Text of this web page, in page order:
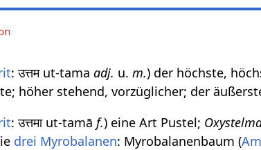
: उत्तम ut-tamaadj. u.m.) der höchste,
höher stehend, vorzüglicher; der
: उत्तमा ut-tamā f.) eine Art Pustel;
drei Myrobalanen: Myrobalanenbaum (